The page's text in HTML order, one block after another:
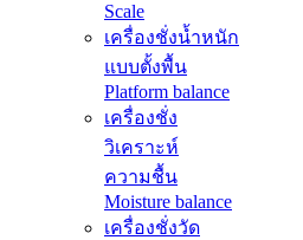
Scale
เครื่องชั่งน้ำหนัก
แบบตั้งพื้น
Platform balance
เครื่องชั่ง
วิเคราะห์
ความชื้น
Moisture balance
เครื่องชั่งวัด